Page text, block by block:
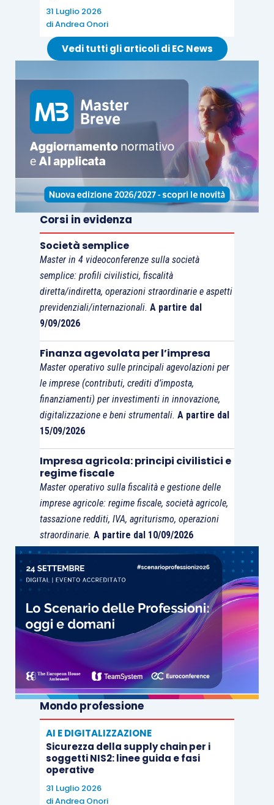
31 Luglio 2026
diAndrea Onori
Vedi tutti gli articoli di EC News
Corsi in evidenza
Società semplice
Master in 4 videoconferenze sulla società
semplice: profili civilistici, fiscalità
diretta/indiretta, operazioni straordinarie e aspetti
previdenziali/internazionali. A partire dal
9/09/2026
Finanza agevolata per l’impresa
Master operativo sulle principali agevolazioni per
le imprese (contributi, crediti d’imposta,
finanziamenti) per investimenti in innovazione,
digitalizzazione e beni strumentali. A partire dal
15/09/2026
Impresa agricola: principi civilistici e
regime fiscale
Master operativo sulla fiscalità e gestione delle
imprese agricole: regime fiscale, società agricole,
tassazione redditi, IVA, agriturismo, operazioni
straordinarie. A partire dal 10/09/2026
Mondo professione
AI E DIGITALIZZAZIONE
Sicurezza della supply chain per i
soggetti NIS2: linee guida e fasi
operative
31 Luglio 2026
diAndrea Onori